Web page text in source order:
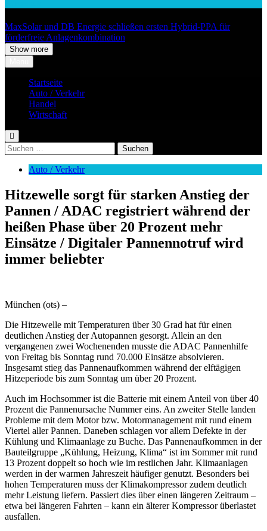
MaxSolar und DB Energie schließen ersten Hybrid-PPA für
förderfreie Anlagenkombination
Show more
Startseite
Auto / Verkehr
Handel
Wirtschaft
Suchen
nach:
Auto / Verkehr
Hitzewelle sorgt für starken Anstieg der
Pannen / ADAC registriert während der
heißen Phase über 20 Prozent mehr
Einsätze / Digitaler Pannennotruf wird
immer beliebter
München (ots) –
Die Hitzewelle mit Temperaturen über 30 Grad hat für einen
deutlichen Anstieg der Autopannen gesorgt. Allein an den
vergangenen zwei Wochenenden musste die ADAC Pannenhilfe
von Freitag bis Sonntag rund 70.000 Einsätze absolvieren.
Insgesamt stieg das Pannenaufkommen während der elftägigen
Hitzeperiode bis zum Sonntag um über 20 Prozent.
Auch im Hochsommer ist die Batterie mit einem Anteil von über 40
Prozent die Pannenursache Nummer eins. An zweiter Stelle landen
Probleme mit dem Motor bzw. Motormanagement mit rund einem
Viertel aller Pannen. Daneben schlagen vor allem Defekte in der
Kühlung und Klimaanlage zu Buche. Das Pannenaufkommen in der
Bauteilgruppe „Kühlung, Heizung, Klima“ ist im Sommer mit rund
13 Prozent doppelt so hoch wie im restlichen Jahr. Klimaanlagen
werden in der warmen Jahreszeit häufiger genutzt. Besonders bei
hohen Temperaturen muss der Klimakompressor zudem deutlich
mehr Leistung liefern. Passiert dies über einen längeren Zeitraum –
etwa bei längeren Fahrten – kann ein älterer Kompressor überlastet
ausfallen.